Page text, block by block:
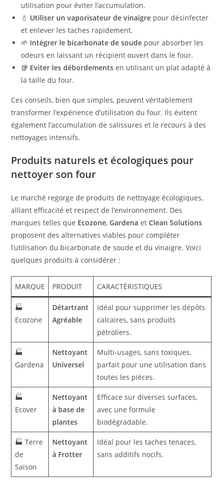
utilisation pour éviter l’accumulation.
💧 Utiliser un vaporisateur de vinaigre pour désinfecter
et enlever les taches rapidement.
🌱 Intégrer le bicarbonate de soude pour absorber les
odeurs en laissant un récipient ouvert dans le four.
🥡 Eviter les débordements en utilisant un plat adapté à
la taille du four.
Ces conseils, bien que simples, peuvent véritablement
transformer l’expérience d’utilisation du four. Ils évitent
également l’accumulation de salissures et le recours à des
nettoyages intensifs.
Produits naturels et écologiques pour
nettoyer son four
Le marché regorge de produits de nettoyage écologiques,
alliant efficacité et respect de l’environnement. Des
marques telles que Ecozone,Gardena etClean Solutions
proposent des alternatives viables pour compléter
l’utilisation du bicarbonate de soude et du vinaigre. Voici
quelques produits à considérer :
MARQUE PRODUIT CARACTÉRISTIQUES
🏭
Ecozone
Détartrant
Agréable
Idéal pour supprimer les dépôts
calcaires, sans produits
pétroliers.
🏭
Gardena
Nettoyant
Universel
Multi-usages, sans toxiques,
parfait pour une utilisation dans
toutes les pièces.
🏭
Ecover
Nettoyant
à base de
plantes
Efficace sur diverses surfaces,
avec une formule
biodégradable.
🏭 Terre
de
Saison
Nettoyant
à Frotter
Idéal pour les taches tenaces,
sans additifs nocifs.